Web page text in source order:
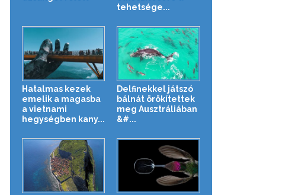
tehetsége...
Hatalmas kezek
emelik a magasba
a vietnami
hegységben kany...
Delfinekkel játszó
bálnát örökítettek
meg Ausztráliában
&#...